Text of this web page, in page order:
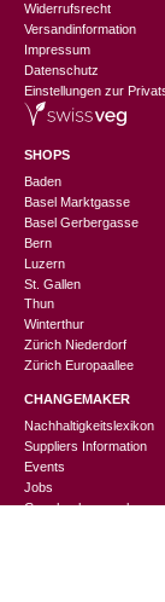
Widerrufsrecht
Versandinformation
Impressum
Datenschutz
Einstellungen zur
SHOPS
Baden
Basel Marktgasse
Basel Gerbergasse
Bern
Luzern
St. Gallen
Thun
Winterthur
Zürich Niederdorf
Zürich Europaallee
CHANGEMAKER
Nachhaltigkeitslexikon
Suppliers Information
Events
Jobs
Geschenkverpackung